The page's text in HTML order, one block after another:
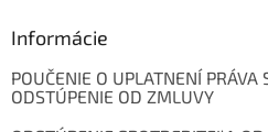
Informácie
POUČENIE O UPLATNENÍ PRÁVA
ODSTÚPENIE OD ZMLUVY